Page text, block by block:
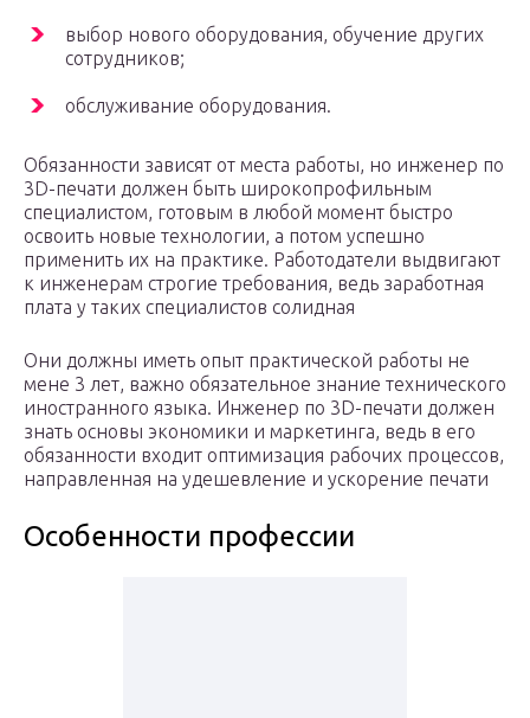
выбор нового оборудования, обучение других
сотрудников;
обслуживание оборудования.
Обязанности зависят от места работы, но инженер по
3D-печати должен быть широкопрофильным
специалистом, готовым в любой момент быстро
освоить новые технологии, а потом успешно
применить их на практике. Работодатели выдвигают
к инженерам строгие требования, ведь заработная
плата у таких специалистов солидная
Они должны иметь опыт практической работы не
мене 3 лет, важно обязательное знание технического
иностранного языка. Инженер по 3D-печати должен
знать основы экономики и маркетинга, ведь в его
обязанности входит оптимизация рабочих процессов,
направленная на удешевление и ускорение печати
Особенности профессии